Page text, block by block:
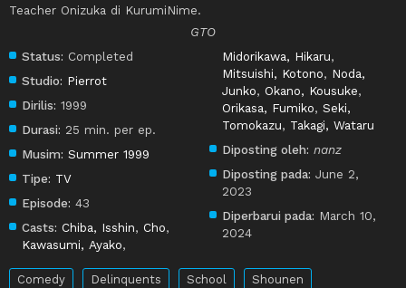
Teacher Onizuka di KurumiNime.
GTO
Status: Completed
Studio: Pierrot
Dirilis: 1999
Durasi: 25 min. per ep.
Musim: Summer 1999
Tipe: TV
Episode: 43
Casts: Chiba, Isshin, Cho,
Kawasumi, Ayako,
Midorikawa, Hikaru,
Mitsuishi, Kotono, Noda,
Junko, Okano, Kousuke,
Orikasa, Fumiko,Seki,
Tomokazu, Takagi, Wataru
Diposting oleh: nanz
Diposting pada: June 2,
2023
Diperbarui pada: March 10,
2024
Comedy Delinquents School
Shounen